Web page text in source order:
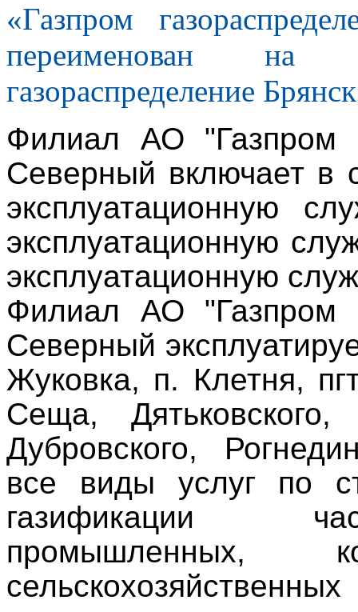
«Газпром
переименован
газораспределение
Филиал АО "Газпром
Северный включает в
эксплуатационную
эксплуатационную
эксплуатационную
Филиал АО "Газпром
Северный
Жуковка, п. Клетня,
Сеща, Дятьковского,
Дубровского,
все виды услуг по
газификации
промышленных,